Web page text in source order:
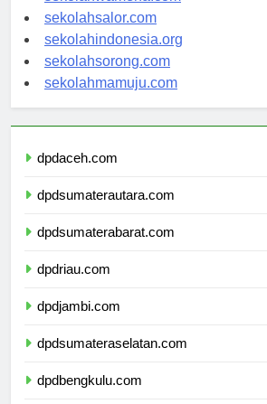
sekolahwamena.com
sekolahsalor.com
sekolahindonesia.org
sekolahsorong.com